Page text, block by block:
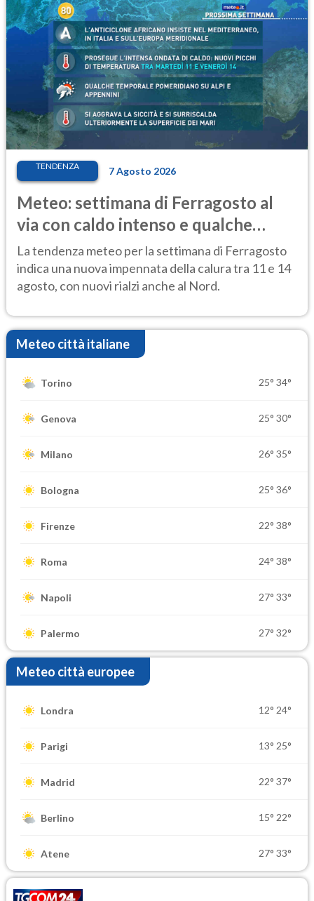
TENDENZA 7 Agosto 2026
Meteo: settimana di Ferragosto al
via con caldo intenso e qualche
temporale
La tendenza meteo per la settimana di Ferragosto
indica una nuova impennata della calura tra 11 e 14
agosto, con nuovi rialzi anche al Nord.
Meteo città italiane
Torino 25° 34°
Genova 25° 30°
Milano 26° 35°
Bologna 25° 36°
Firenze 22° 38°
Roma 24° 38°
Napoli 27° 33°
Palermo 27° 32°
Meteo città europee
Londra 12° 24°
Parigi 13° 25°
Madrid 22° 37°
Berlino 15° 22°
Atene 27° 33°